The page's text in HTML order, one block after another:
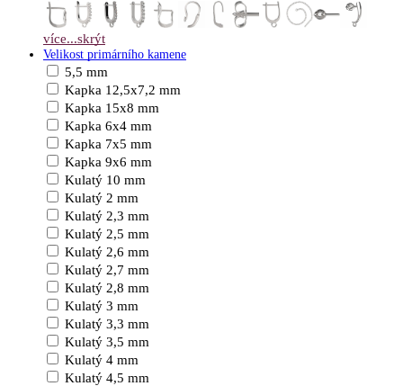
více...skrýt
Velikost primárního kamene
5,5 mm
Kapka 12,5x7,2 mm
Kapka 15x8 mm
Kapka 6x4 mm
Kapka 7x5 mm
Kapka 9x6 mm
Kulatý 10 mm
Kulatý 2 mm
Kulatý 2,3 mm
Kulatý 2,5 mm
Kulatý 2,6 mm
Kulatý 2,7 mm
Kulatý 2,8 mm
Kulatý 3 mm
Kulatý 3,3 mm
Kulatý 3,5 mm
Kulatý 4 mm
Kulatý 4,5 mm